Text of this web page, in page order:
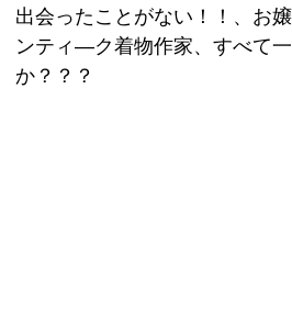
出会ったことがない！！、お
ンティ―ク着物作家、すべて
か？？？